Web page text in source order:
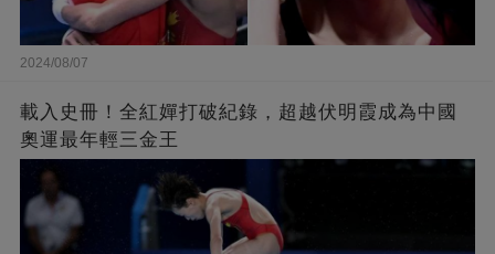
2024/08/07
載入史冊！全紅嬋打破紀錄，超越伏明霞成為中國
奧運最年輕三金王